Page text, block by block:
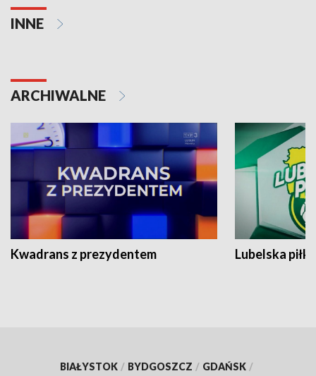
INNE
ARCHIWALNE
Kwadrans z prezydentem Lubelska piłka
BIAŁYSTOK / BYDGOSZCZ / GDAŃSK /